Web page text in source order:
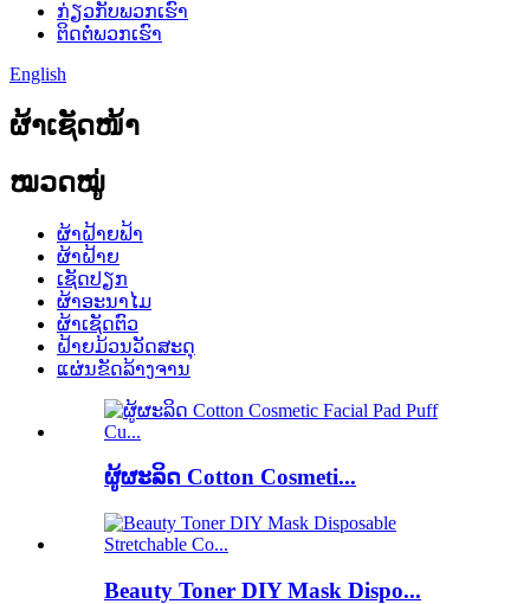
ກ່ຽວກັບພວກເຮົາ
ຕິດຕໍ່ພວກເຮົາ
English
ຜ້າເຊັດໜ້າ
ໝວດໝູ່
ຜ້າຝ້າຍຟ້າ
ຜ້າຝ້າຍ
ເຊັດປຽກ
ຜ້າອະນາໄມ
ຜ້າເຊັດຕົວ
ຝ້າຍມ້ວນວັດສະດຸ
ແຜ່ນຂັດລ້າງຈານ
ຜູ້ຜະລິດ Cotton Cosmeti...
Beauty Toner DIY Mask Dispo...